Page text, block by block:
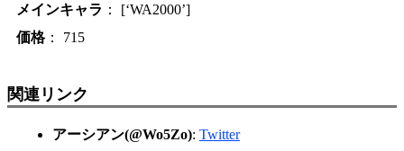
メインキャラ ： [‘WA2000’]
価格： 715
関連リンク
アーシアン(@Wo5Zo): Twitter